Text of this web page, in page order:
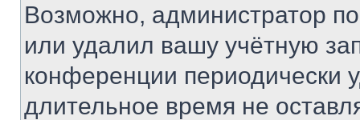
Возможно, администратор
или удалил вашу учётную
конференции периодически
длительное время не